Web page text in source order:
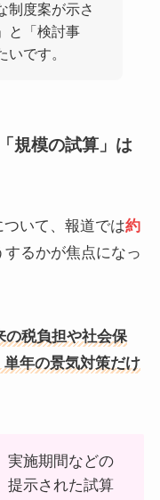
制度案が示さ
と「検討事
です。
規模の試算」は
ついて、報道では約
るかが焦点になっ
の税負担や社会保
年の景気対策だけ
実施期間などの
提示された試算